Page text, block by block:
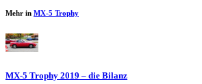
Mehr in MX-5 Trophy
MX-5 Trophy 2019 – die Bilanz